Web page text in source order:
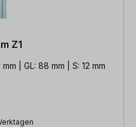
Z1
| GL: 88 mm | S: 12 mm